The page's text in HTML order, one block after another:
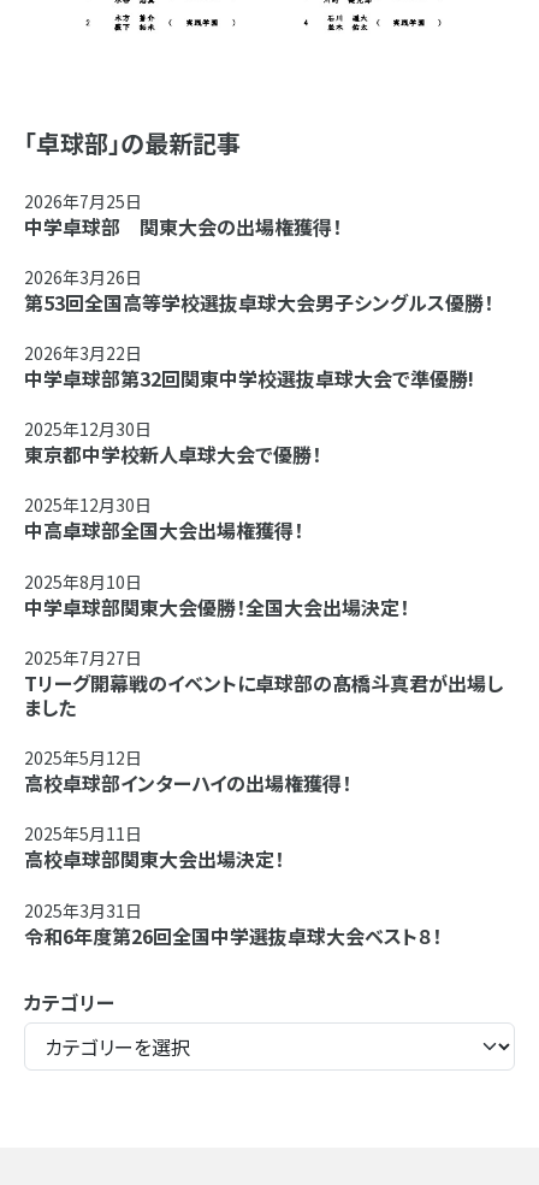
「卓球部」の最新記事
2026年7月25日
中学卓球部 関東大会の出場権獲得！
2026年3月26日
第53回全国高等学校選抜卓球大会男子シングルス優勝！
2026年3月22日
中学卓球部第32回関東中学校選抜卓球大会で準優勝!
2025年12月30日
東京都中学校新人卓球大会で優勝！
2025年12月30日
中高卓球部全国大会出場権獲得！
2025年8月10日
中学卓球部関東大会優勝！全国大会出場決定！
2025年7月27日
Tリーグ開幕戦のイベントに卓球部の髙橋斗真君が出場し
ました
2025年5月12日
高校卓球部インターハイの出場権獲得！
2025年5月11日
高校卓球部関東大会出場決定！
2025年3月31日
令和6年度第26回全国中学選抜卓球大会ベスト８！
カテゴリー